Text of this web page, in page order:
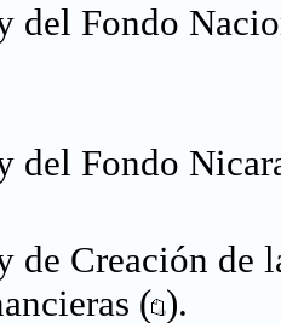
del Fondo
del Fondo
de Creación de
( ).